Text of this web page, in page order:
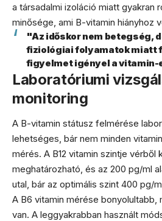
a társadalmi izoláció miatt gyakran
minősége, ami B-vitamin hiányhoz
"Az időskor nem betegség,
fiziológiai folyamatok miatt
figyelmet igényel a
Laboratóriumi
monitoring
A B-vitamin státusz felmérése
lehetséges, bár nem minden
mérés. A B12 vitamin szintje vérből
meghatározható, és az 200 pg/ml
utal, bár az optimális szint 400 pg/
A B6 vitamin mérése bonyolultabb,
van. A leggyakrabban használt